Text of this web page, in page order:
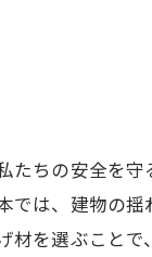
ちの安全を守
では、建物の
材を選ぶことで